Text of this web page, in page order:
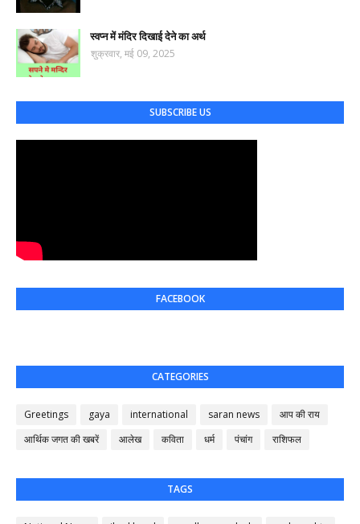
स्वप्न में मंदिर दिखाई देने का अर्थ
शुक्रवार, मई 09, 2025
SUBSCRIBE US
FACEBOOK
CATEGORIES
Greetings gaya international saran news
आप की राय
आर्थिक जगत की खबरें
आलेख कविता धर्म पंचांग राशिफल
TAGS